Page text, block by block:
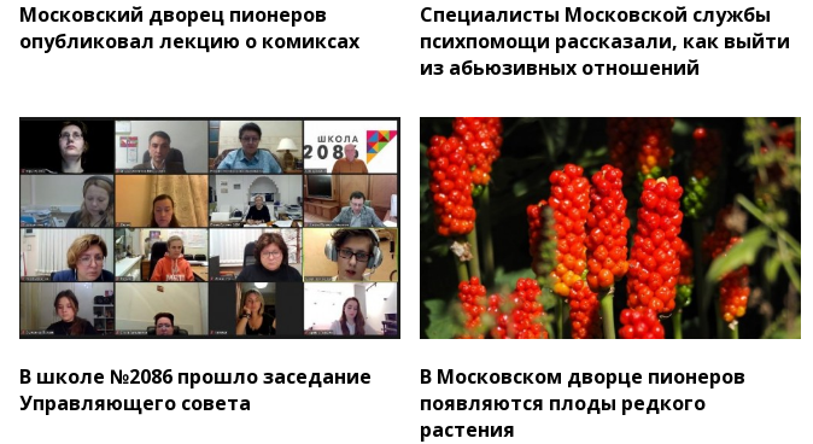
Московский дворец пионеров
опубликовал лекцию о комиксах
Специалисты Московской службы
психпомощи рассказали, как выйти
из абьюзивных отношений
В школе №2086 прошло заседание
Управляющего совета
В Московском дворце пионеров
появляются плоды редкого
растения